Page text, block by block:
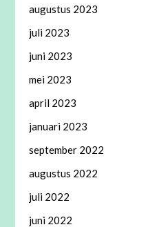
augustus 2023
juli 2023
juni 2023
mei 2023
april 2023
januari 2023
september 2022
augustus 2022
juli 2022
juni 2022